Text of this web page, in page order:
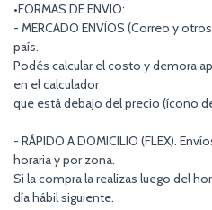
•FORMAS DE ENVIO:
- MERCADO ENVÍOS (Correo y
país.
Podés calcular el costo y demora
en el calculador
que está debajo del precio (ícono
- RÁPIDO A DOMICILIO (FLEX).
horaria y por zona.
Si la compra la realizas luego del
día hábil siguiente.